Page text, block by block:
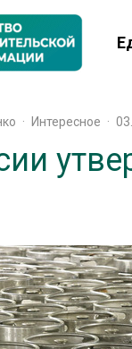
· Интересное ·